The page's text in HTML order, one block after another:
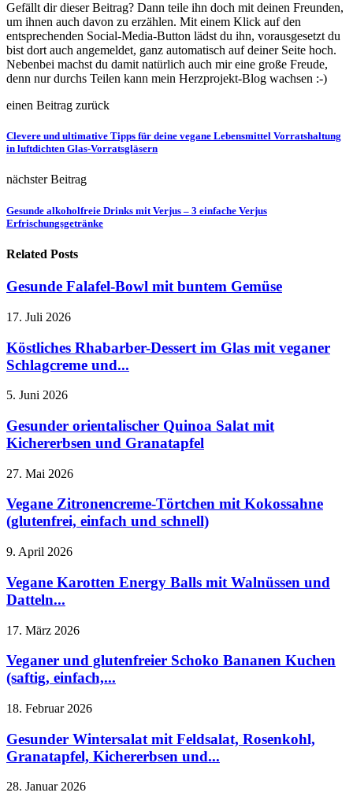
Gefällt dir dieser Beitrag? Dann teile ihn doch mit deinen Freunden,
um ihnen auch davon zu erzählen. Mit einem Klick auf den
entsprechenden Social-Media-Button lädst du ihn, vorausgesetzt du
bist dort auch angemeldet, ganz automatisch auf deiner Seite hoch.
Nebenbei machst du damit natürlich auch mir eine große Freude,
denn nur durchs Teilen kann mein Herzprojekt-Blog wachsen :-)
einen Beitrag zurück
Clevere und ultimative Tipps für deine vegane Lebensmittel Vorratshaltung
in luftdichten Glas-Vorratsgläsern
nächster Beitrag
Gesunde alkoholfreie Drinks mit Verjus – 3 einfache Verjus
Erfrischungsgetränke
Related Posts
Gesunde Falafel-Bowl mit buntem Gemüse
17. Juli 2026
Köstliches Rhabarber-Dessert im Glas mit veganer
Schlagcreme und...
5. Juni 2026
Gesunder orientalischer Quinoa Salat mit
Kichererbsen und Granatapfel
27. Mai 2026
Vegane Zitronencreme-Törtchen mit Kokossahne
(glutenfrei, einfach und schnell)
9. April 2026
Vegane Karotten Energy Balls mit Walnüssen und
Datteln...
17. März 2026
Veganer und glutenfreier Schoko Bananen Kuchen
(saftig, einfach,...
18. Februar 2026
Gesunder Wintersalat mit Feldsalat, Rosenkohl,
Granatapfel, Kichererbsen und...
28. Januar 2026